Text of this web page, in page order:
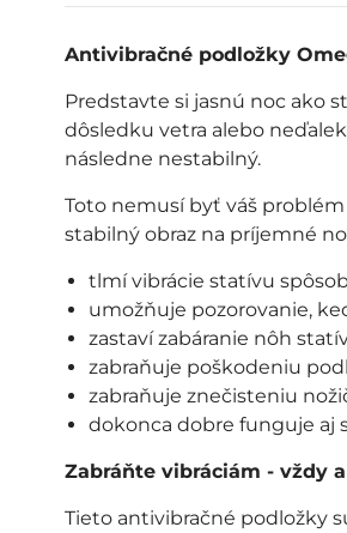
Antivibračné podložky
Predstavte si jasnú noc ako
dôsledku vetra alebo
následne nestabilný.
Toto nemusí byť váš
stabilný obraz na príjemné
tlmí vibrácie statívu
umožňuje pozorovanie,
zastaví zabáranie nôh
zabraňuje poškodeniu
zabraňuje znečisteniu
dokonca dobre funguje aj
Zabráňte vibráciám - vždy
Tieto antivibračné podložky